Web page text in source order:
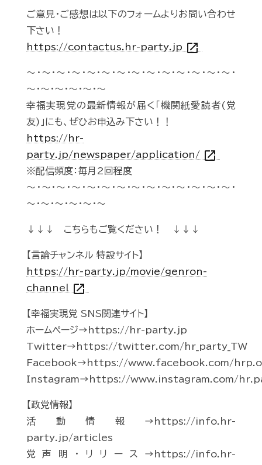
ご意見・ご感想は以下のフォームよりお問い合わせ
下さい！
https://contactus.hr-party.jp open_in_new
～・～・～・～・～・～・～・～・～・～・～・～・～・～・
～・～・～・～・～・～
幸福実現党の最新情報が届く「機関紙愛読者(党
友)」にも、ぜひお申込み下さい！！
https://hr-
party.jp/newspaper/application/ open_in_new
※配信頻度：毎月2回程度
～・～・～・～・～・～・～・～・～・～・～・～・～・～・
～・～・～・～・～・～
↓↓↓ こちらもご覧ください！ ↓↓↓
【言論チャンネル 特設サイト】
https://hr-party.jp/movie/genron-
channel open_in_new
【幸福実現党 SNS関連サイト】
ホームページ→https://hr-party.jp
Twitter→https://twitter.com/hr_party_TW
Facebook→https://www.facebook.com/
Instagram→https://www.instagram.com/
【政党情報】
活動情報→https://info.hr-
party.jp/articles
党声明・リリース→https://info.hr-